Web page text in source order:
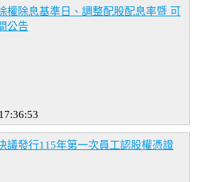
權除息基準日、調整配股配息率暨 可
公告
議發行115年第一次員工認股權憑證